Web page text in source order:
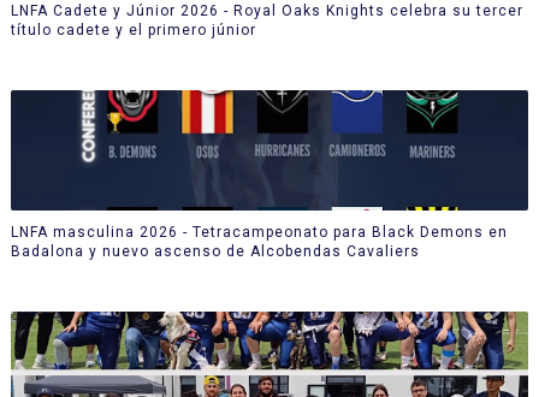
LNFA Cadete y Júnior 2026 - Royal Oaks Knights celebra su tercer
título cadete y el primero júnior
LNFA masculina 2026 - Tetracampeonato para Black Demons en
Badalona y nuevo ascenso de Alcobendas Cavaliers